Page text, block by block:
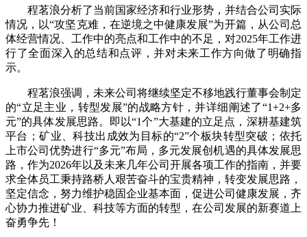
程茗浪分析了当前国家经济和行业形势，并结合公司实际
情况，以“攻坚克难，在逆境之中健康发展”为开篇，从公司总
体经营情况、工作中的亮点和工作中的不足，对2025年工作进
行了全面深入的总结和点评，并对未来工作方向做了明确指
示。
程茗浪强调，未来公司将继续坚定不移地践行董事会制定
的“立足主业，转型发展”的战略方针，并详细阐述了“1+2+多
元”的具体发展思路。即以“1个”大基建的立足点，深耕基建筑
平台；矿业、科技出成效为目标的“2”个板块转型突破；依托
上市公司优势进行“多元”布局，多元发展创机遇的具体发展思
路，作为2026年以及未来几年公司开展各项工作的指南，并要
求全体员工秉持路桥人艰苦奋斗的宝贵精神，转变发展思路，
坚定信念，努力维护稳固企业基本面，促进公司健康发展，齐
心协力推进矿业、科技等方面的转型，在公司发展的新赛道上
奋勇争先！